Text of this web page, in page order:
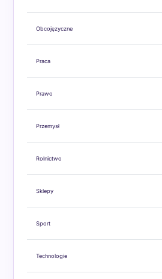
Obcojęzyczne
Praca
Prawo
Przemysł
Rolnictwo
Sklepy
Sport
Technologie